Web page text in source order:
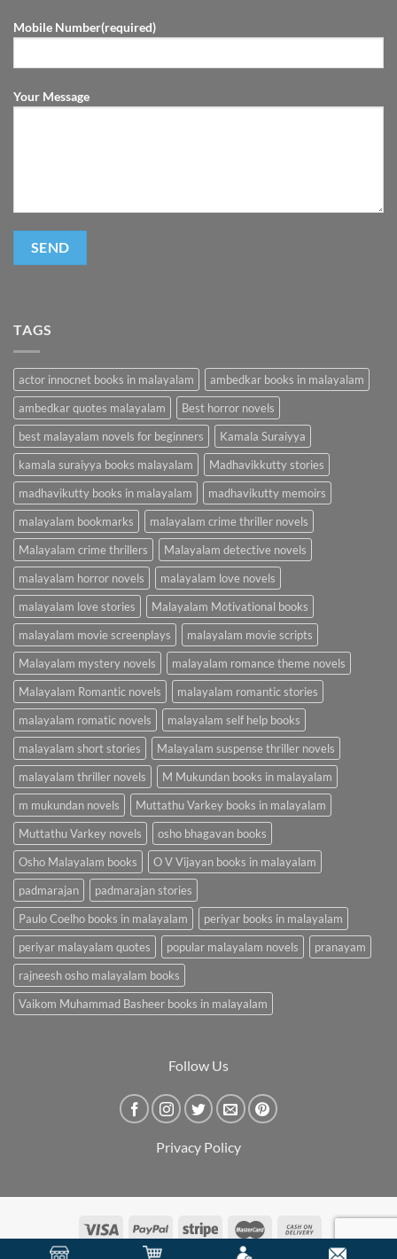
Mobile Number(required)
Your Message
TAGS
actor innocnet books in malayalam
ambedkar books in malayalam
ambedkar quotes malayalam
Best horror novels
best malayalam novels for beginners
Kamala Suraiyya
kamala suraiyya books malayalam
Madhavikkutty stories
madhavikutty books in malayalam
madhavikutty memoirs
malayalam bookmarks
malayalam crime thriller novels
Malayalam crime thrillers
Malayalam detective novels
malayalam horror novels
malayalam love novels
malayalam love stories
Malayalam Motivational books
malayalam movie screenplays
malayalam movie scripts
Malayalam mystery novels
malayalam romance theme novels
Malayalam Romantic novels
malayalam romantic stories
malayalam romatic novels
malayalam self help books
malayalam short stories
Malayalam suspense thriller novels
malayalam thriller novels
M Mukundan books in malayalam
m mukundan novels
Muttathu Varkey books in malayalam
Muttathu Varkey novels
osho bhagavan books
Osho Malayalam books
O V Vijayan books in malayalam
padmarajan
padmarajan stories
Paulo Coelho books in malayalam
periyar books in malayalam
periyar malayalam quotes
popular malayalam novels
pranayam
rajneesh osho malayalam books
Vaikom Muhammad Basheer books in malayalam
Follow Us
Privacy Policy